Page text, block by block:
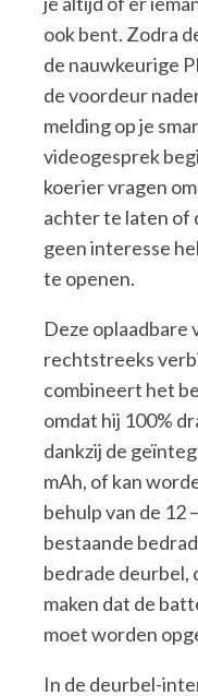
ook bent. Zodra
de nauwkeurige
de voordeur
melding op je
videogesprek
koerier vragen
achter te laten of
geen interesse
te openen.
Deze oplaadbare
rechtstreeks
combineert het
omdat hij 100%
dankzij de
mAh, of kan
behulp van de 12
bestaande
bedrade deurbel,
maken dat de
moet worden
In de deurbel-